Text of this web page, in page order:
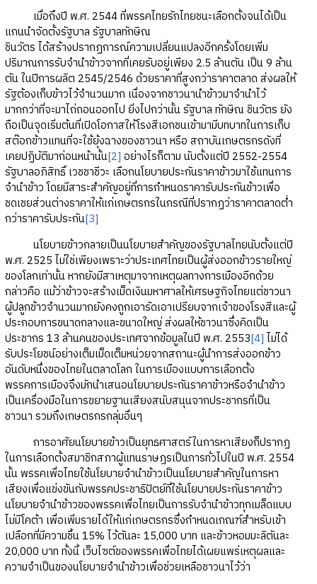
เมื่อถึงปี พ.ศ. 2544 ที่พรรคไทยรักไทยชนะเลือกตั้งจนได้เป็น
แกนนำจัดตั้งรัฐบาล รัฐบาลทักษิณ
ชินวัตร ได้สร้างปรากฏการณ์ความเปลี่ยนแปลงอีกครั้งโดยเพิ่ม
ปริมาณการรับจำนำข้าวจากที่เคยรับอยู่เพียง 2.5 ล้านตัน เป็น 9 ล้าน
ตัน ในปีการผลิต 2545/2546 ด้วยราคาที่สูงกว่าราคาตลาด ส่งผลให้
รัฐต้องเก็บข้าวไว้จำนวนมาก เนื่องจากชาวนานำข้าวมาจำนำไว้
มากกว่าที่จะมาไถ่ถอนออกไป ยิ่งไปกว่านั้น รัฐบาล ทักษิณ ชินวัตร ยัง
ถือเป็นจุดเริ่มต้นที่เปิดโอกาสให้โรงสีเอกชนเข้ามามีบทบาทในการเก็บ
สต๊อกข้าวแทนที่จะใช้ยุ้งฉางของชาวนา หรือ สถาบันเกษตรกรดังที่
เคยปฏิบัติมาก่อนหน้านั้น[2] อย่างไรก็ตาม นับตั้งแต่ปี 2552-2554
รัฐบาลอภิสิทธิ์ เวชชาชีวะ เลือกนโยบายประกันราคาข้าวมาใช้แทนการ
จำนำข้าว โดยมีสาระสำคัญอยู่ที่การกำหนดราคารับประกันข้าวเพื่อ
ชดเชยส่วนต่างราคาให้แก่เกษตรกรในกรณีที่ปรากฏว่าราคาตลาดต่ำ
กว่าราคารับประกัน[3]
นโยบายข้าวกลายเป็นนโยบายสำคัญของรัฐบาลไทยนับตั้งแต่ปี
พ.ศ. 2525 ไม่ใช่เพียงเพราะว่าประเทศไทยเป็นผู้ส่งออกข้าวรายใหญ่
ของโลกเท่านั้น หากยังมีสาเหตุมาจากเหตุผลทางการเมืองอีกด้วย
กล่าวคือ แม้ว่าข้าวจะสร้างเม็ดเงินมหาศาลให้เศรษฐกิจไทยแต่ชาวนา
ผู้ปลูกข้าวจำนวนมากยังคงถูกเอารัดเอาเปรียบจากเจ้าของโรงสีและผู้
ประกอบการขนาดกลางและขนาดใหญ่ ส่งผลให้ชาวนาซึ่งคิดเป็น
ประชากร 13 ล้านคนของประเทศจากข้อมูลในปี พ.ศ. 2553[4] ไม่ได้
รับประโยชน์อย่างเต็มเม็ดเต็มหน่วยจากสถานะผู้นำการส่งออกข้าว
อันดับหนึ่งของไทยในตลาดโลก ในการเมืองแบบการเลือกตั้ง
พรรคการเมืองจึงมักนำเสนอนโยบายประกันราคาข้าวหรือจำนำข้าว
เป็นเครื่องมือในการขยายฐานเสียงสนับสนุนจากประชากรที่เป็น
ชาวนา รวมถึงเกษตรกรกลุ่มอื่นๆ
การอาศัยนโยบายข้าวเป็นยุทธศาสตร์ในการหาเสียงก็ปรากฏ
ในการเลือกตั้งสมาชิกสภาผู้แทนราษฎรเป็นการทั่วไปในปี พ.ศ. 2554
นั้น พรรคเพื่อไทยใช้นโยบายจำนำข้าวเป็นนโยบายสำคัญในการหา
เสียงเพื่อแข่งขันกับพรรคประชาธิปัตย์ที่ใช้นโยบายประกันราคาข้าว
นโยบายจำนำข้าวของพรรคเพื่อไทยเป็นการรับจำนำข้าวทุกเมล็ดแบบ
ไม่มีโคต้า เพื่อเพิ่มรายได้ให้แก่เกษตรกรซึ่งกำหนดเกณฑ์สำหรับเข้า
เปลือกที่มีความชื้น 15% ไว้ตันละ 15,000 บาท และข้าวหอมมะลิตันละ
20,000 บาท ทั้งนี้ เว็บไซต์ของพรรคเพื่อไทยได้เผยแพร่เหตุผลและ
ความจำเป็นของนโยบายจำนำข้าวเพื่อช่วยเหลือชาวนาไว้ว่า